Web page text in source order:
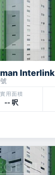
Interlink
實用面積
-- 呎